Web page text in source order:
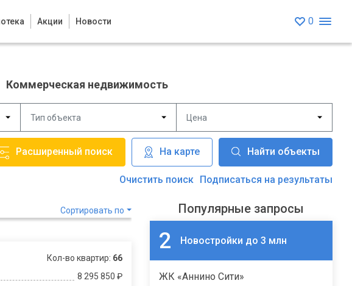
Акции Новости 0
Коммерческая недвижимость
Тип объекта Цена
На карте Найти объекты
Очистить поиск Подписаться на результаты
Сортировать по
Кол-во квартир: 66
8 295 850 ₽
Популярные запросы
2 Новостройки до 3 млн
ЖК «Аннино Сити»